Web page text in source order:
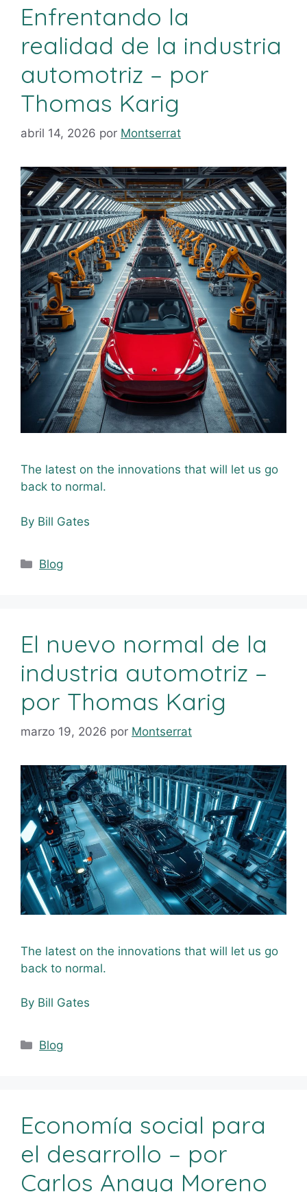
Enfrentando la
realidad de la industria
automotriz – por
Thomas Karig
abril 14, 2026 por Montserrat
The latest on the innovations that will let us go
back to normal.
By Bill Gates
Blog
El nuevo normal de la
industria automotriz –
por Thomas Karig
marzo 19, 2026 por Montserrat
The latest on the innovations that will let us go
back to normal.
By Bill Gates
Blog
Economía social para
el desarrollo – por
Carlos Anaya Moreno